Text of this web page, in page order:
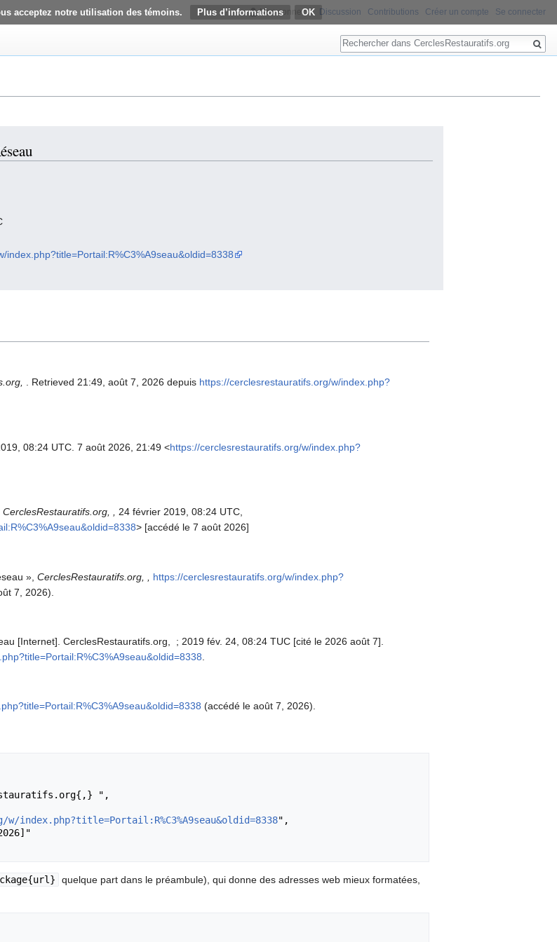
acceptez notre utilisation des témoins. Plus d’informations
index.php?title=Portail:R%C3%A9seau&oldid=8338
. Retrieved 21:49, août 7, 2026 depuis https://cerclesrestauratifs.org/w/index.php?
08:24 UTC. 7 août 2026, 21:49 <https://cerclesrestauratifs.org/w/index.php?
CerclesRestauratifs.org, , 24 février 2019, 08:24 UTC,
> [accédé le 7 août 2026]
», CerclesRestauratifs.org, ,
https://cerclesrestauratifs.org/w/index.php?
7, 2026).
[Internet]. CerclesRestauratifs.org, ; 2019 fév. 24, 08:24 TUC [cité le 2026 août 7].
(accédé le août 7, 2026).
",
quelque part dans le préambule), qui donne des adresses web mieux formatées,
Non connecté Discussion Contributions Créer un compte Se connecter
Rechercher